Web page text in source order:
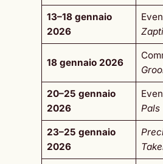
13–18 gennaio
2026
18 gennaio 2026
20–25 gennaio
2026
Pals
23–25 gennaio
2026